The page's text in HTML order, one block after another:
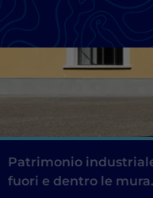
Patrimonio
fuori e dentro le mura